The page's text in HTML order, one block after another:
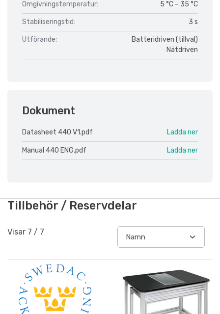
Omgivningstemperatur: 5 °C – 35 °C
Stabiliseringstid: 3 s
Utförande:
Batteridriven (tillval)
Nätdriven
Dokument
Datasheet 440 V1.pdf Ladda ner
Manual 440 ENG.pdf Ladda ner
Tillbehör / Reservdelar
Visar 7 / 7